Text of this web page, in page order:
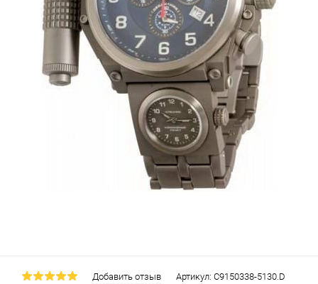
Добавить отзыв Артикул: С9150338-5130.D